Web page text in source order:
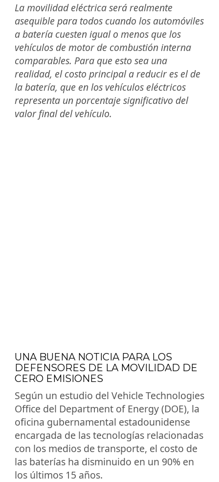
La movilidad eléctrica será realmente
asequible para todos cuando los automóviles
a batería cuesten igual o menos que los
vehículos de motor de combustión interna
comparables. Para que esto sea una
realidad, el costo principal a reducir es el de
la batería, que en los vehículos eléctricos
representa un porcentaje significativo del
valor final del vehículo.
UNA BUENA NOTICIA PARA LOS
DEFENSORES DE LA MOVILIDAD DE
CERO EMISIONES
Según un estudio del Vehicle Technologies
Office del Department of Energy (DOE), la
oficina gubernamental estadounidense
encargada de las tecnologías relacionadas
con los medios de transporte, el costo de
las baterías ha disminuido en un 90% en
los últimos 15 años.